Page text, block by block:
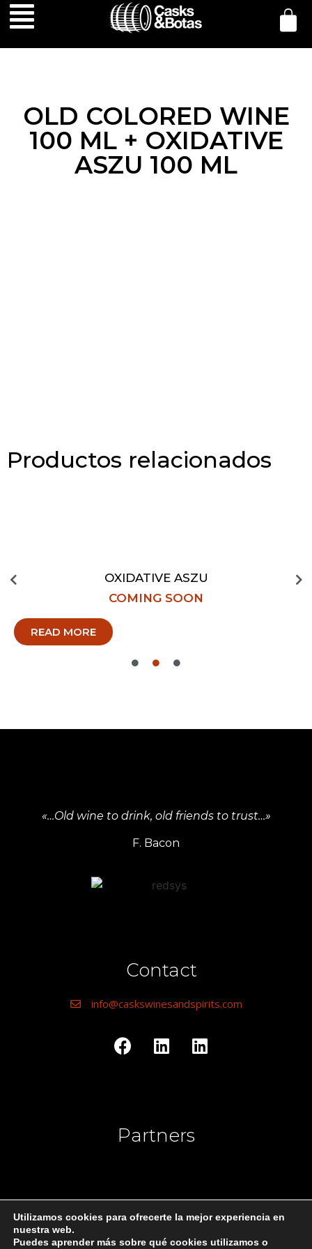
OLD COLORED WINE
100 ML + OXIDATIVE
ASZU 100 ML
Productos relacionados
OXIDATIVE ASZU
COMING SOON
READ MORE
Utilizamos cookies para ofrecerte la mejor experiencia en
nuestra web.
Puedes aprender más sobre qué cookies utilizamos o
«…Old wine to drink, old friends to trust…»
F. Bacon
Contact
info@caskswinesandspirits.com
Partners